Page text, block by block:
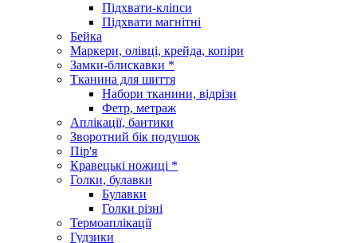
Підхвати-кліпси
Підхвати магнітні
Бейка
Маркери, олівці, крейда, копіри
Замки-блискавки *
Тканина для шиття
Набори тканини, відрізи
Фетр, метраж
Аплікації, бантики
Зворотний бік подушок
Пір'я
Кравецькі ножиці *
Голки, булавки
Булавки
Голки різні
Термоаплікації
Гудзики